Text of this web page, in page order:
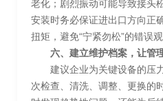
老化；剧烈振动可能导致接头
安装时务必保证进出口方向正
扭矩，避免“宁紧勿松”的错误
六、建立维护档案，让管
建议企业为关键设备的压
次检查、清洗、调整、更换的